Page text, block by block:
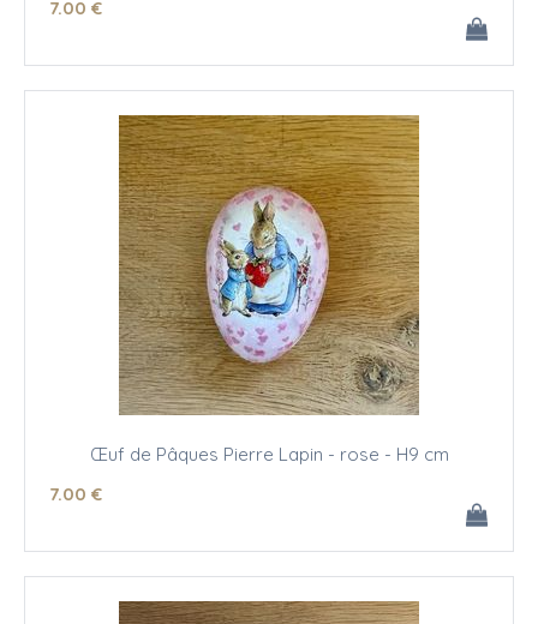
7.00 €
Œuf de Pâques Pierre Lapin - rose - H9 cm
7.00 €